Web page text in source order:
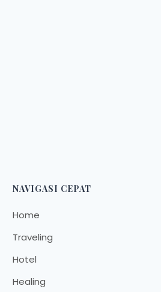
NAVIGASI CEPAT
Home
Traveling
Hotel
Healing